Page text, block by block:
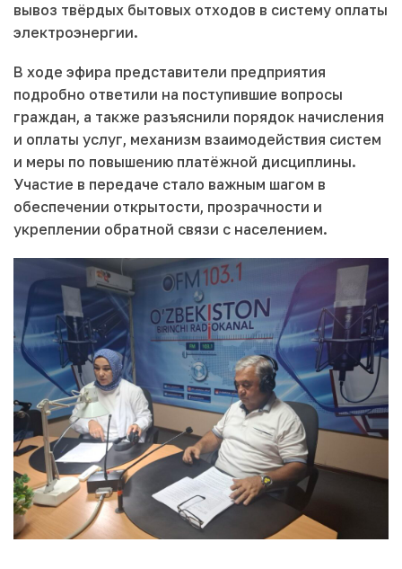
вывоз твёрдых бытовых отходов в систему оплаты
электроэнергии.
В ходе эфира представители предприятия
подробно ответили на поступившие вопросы
граждан, а также разъяснили порядок начисления
и оплаты услуг, механизм взаимодействия систем
и меры по повышению платёжной дисциплины.
Участие в передаче стало важным шагом в
обеспечении открытости, прозрачности и
укреплении обратной связи с населением.